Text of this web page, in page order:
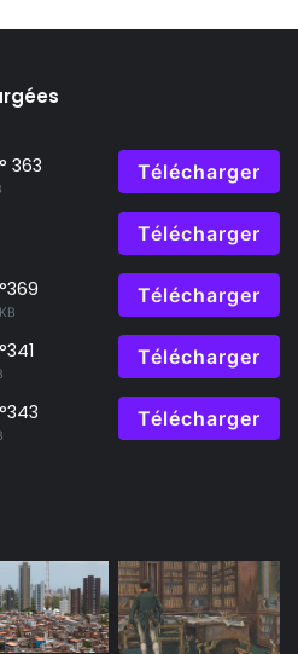
363 Télécharger
Télécharger
Télécharger
Télécharger
Télécharger